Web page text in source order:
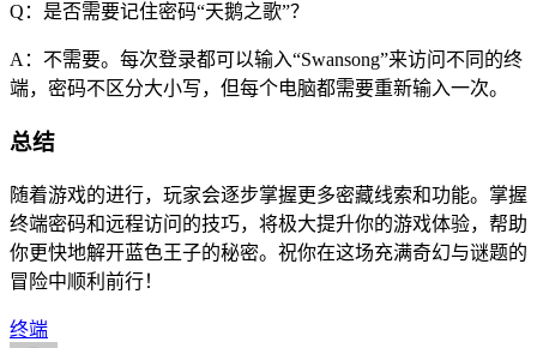
Q：是否需要记住密码“天鹅之歌”？
A：不需要。每次登录都可以输入“Swansong”来访问不同的终
端，密码不区分大小写，但每个电脑都需要重新输入一次。
总结
随着游戏的进行，玩家会逐步掌握更多密藏线索和功能。掌握
终端密码和远程访问的技巧，将极大提升你的游戏体验，帮助
你更快地解开蓝色王子的秘密。祝你在这场充满奇幻与谜题的
冒险中顺利前行！
终端